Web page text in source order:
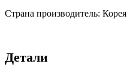
Страна производитель: Корея
Детали